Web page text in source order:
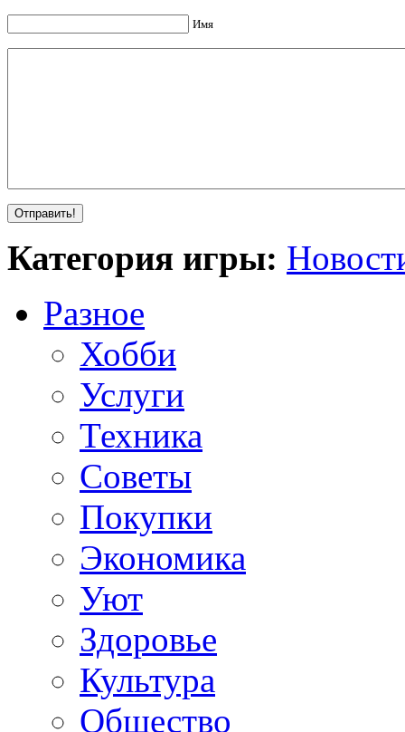
Имя
Категория игры:
Разное
Хобби
Услуги
Техника
Советы
Покупки
Экономика
Уют
Здоровье
Культура
Общество